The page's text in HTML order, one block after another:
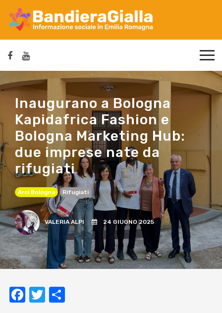
Inaugurano a Bologna
Kapidafrica Fashion e
Bologna Marketing Hub:
due imprese nate da
rifugiati
Arci Bologna Rifugiati
VALERIA ALPI 24 GIUGNO 2025
Facebook
Twitter